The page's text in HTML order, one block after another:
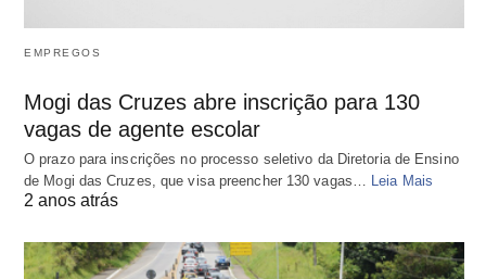
EMPREGOS
Mogi das Cruzes abre inscrição para 130
vagas de agente escolar
O prazo para inscrições no processo seletivo da Diretoria de Ensino
de Mogi das Cruzes, que visa preencher 130 vagas… Leia Mais
2 anos atrás